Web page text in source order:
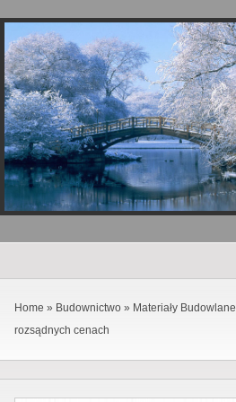
Home » Budownictwo » Materiały Budowlane
rozsądnych cenach